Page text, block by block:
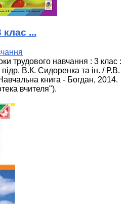
клас ...
трудового навчання : 3 клас :
В.К. Сидоренка та ін. / Р.В.
книга - Богдан, 2014.
вчителя").